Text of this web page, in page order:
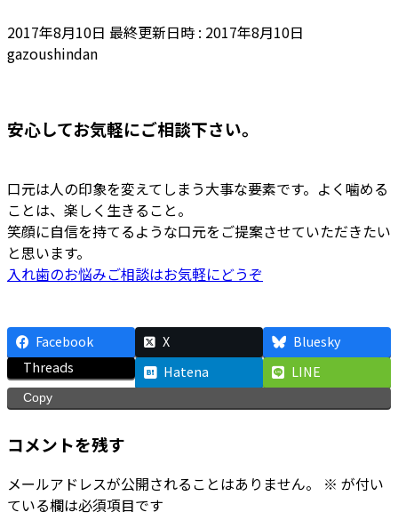
2017年8月10日 最終更新日時 : 2017年8月10日
gazoushindan
安心してお気軽にご相談下さい。
口元は人の印象を変えてしまう大事な要素です。よく噛める
ことは、楽しく生きること。
笑顔に自信を持てるような口元をご提案させていただきたい
と思います。
入れ歯のお悩みご相談はお気軽にどうぞ
Facebook X
Bluesky
Threads
Hatena LINE
Copy
コメントを残す
メールアドレスが公開されることはありません。 ※ が付い
ている欄は必須項目です